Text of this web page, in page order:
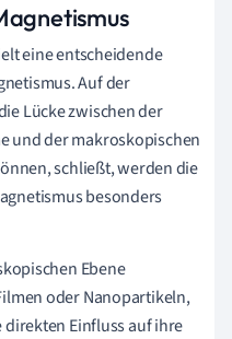
eine entscheidende
Auf der
Lücke zwischen der
und der makroskopischen
schließt, werden die
besonders
Ebene
oder Nanopartikeln,
Einfluss auf ihre